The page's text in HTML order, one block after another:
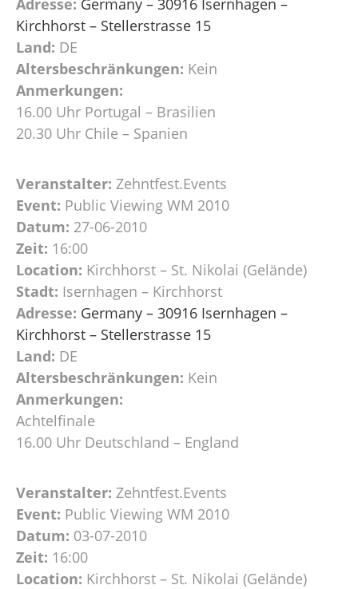
Kirchhorst – Stellerstrasse 15
Land: DE
Altersbeschränkungen: Kein
Anmerkungen:
16.00 Uhr Portugal – Brasilien
20.30 Uhr Chile – Spanien
Veranstalter: Zehntfest.Events
Event: Public Viewing WM 2010
Datum: 27-06-2010
Zeit: 16:00
Location: Kirchhorst – St. Nikolai (Gelände)
Stadt: Isernhagen – Kirchhorst
Adresse: Germany – 30916 Isernhagen –
Kirchhorst – Stellerstrasse 15
Land: DE
Altersbeschränkungen: Kein
Anmerkungen:
Achtelfinale
16.00 Uhr Deutschland – England
Veranstalter: Zehntfest.Events
Event: Public Viewing WM 2010
Datum: 03-07-2010
Zeit: 16:00
Location: Kirchhorst – St. Nikolai (Gelände)